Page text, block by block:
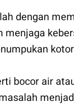
dengan
bocor air